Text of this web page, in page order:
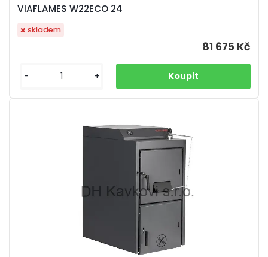
VIAFLAMES W22ECO 24
81 675 Kč
skladem
- +